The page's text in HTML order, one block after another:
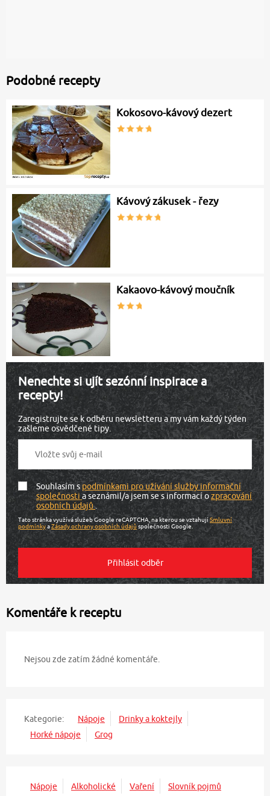
Podobné recepty
Kokosovo-kávový dezert
Kávový zákusek - řezy
Kakaovo-kávový moučník
Nenechte si ujít sezónní inspirace a
recepty!
Zaregistrujte se k odběru newsletteru a my vám každý týden
zašleme osvědčené tipy.
Souhlasím spodmínkami pro užívání služby informační
společnostia seznámil/a jsem se s informací ozpracování
osobních údajů.
Tato stránka využívá služeb Google reCAPTCHA, na kterou se vztahujíSmluvní
podmínkyaZásady ochrany osobních údajů společnosti Google.
Komentáře k receptu
Nejsou zde zatím žádné komentáře.
Kategorie: Nápoje
Drinky a koktejly
Horké nápoje
Grog
Nápoje Alkoholické Vaření Slovník pojmů